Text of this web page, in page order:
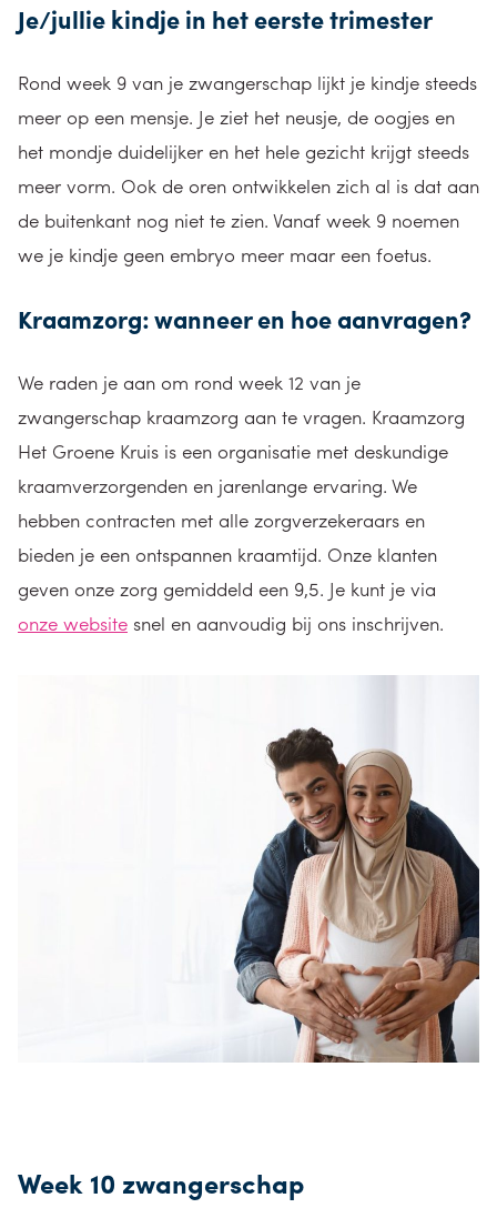
Je/jullie kindje in het eerste trimester
Rond week 9 van je zwangerschap lijkt je kindje steeds
meer op een mensje. Je ziet het neusje, de oogjes en
het mondje duidelijker en het hele gezicht krijgt steeds
meer vorm. Ook de oren ontwikkelen zich al is dat aan
de buitenkant nog niet te zien. Vanaf week 9 noemen
we je kindje geen embryo meer maar een foetus.
Kraamzorg: wanneer en hoe aanvragen?
We raden je aan om rond week 12 van je
zwangerschap kraamzorg aan te vragen. Kraamzorg
Het Groene Kruis is een organisatie met deskundige
kraamverzorgenden en jarenlange ervaring. We
hebben contracten met alle zorgverzekeraars en
bieden je een ontspannen kraamtijd. Onze klanten
geven onze zorg gemiddeld een 9,5. Je kunt je via
onze website snel en aanvoudig bij ons inschrijven.
Week 10 zwangerschap